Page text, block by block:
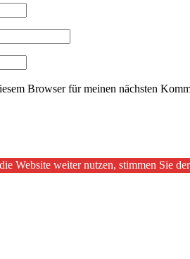
Browser für meinen nächsten
Website weiter nutzen, stimmen Sie